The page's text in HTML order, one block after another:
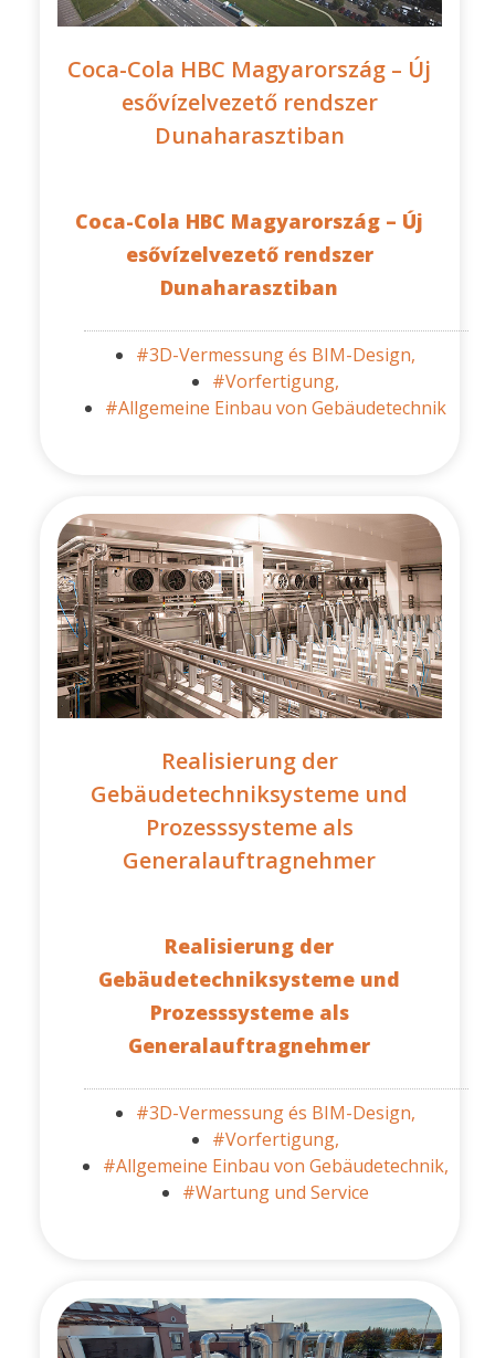
Coca-Cola HBC Magyarország – Új
esővízelvezető rendszer
Dunaharasztiban
Coca-Cola HBC Magyarország – Új
esővízelvezető rendszer
Dunaharasztiban
#3D-Vermessung és BIM-Design,
#Vorfertigung,
#Allgemeine Einbau von Gebäudetechnik
Realisierung der
Gebäudetechniksysteme und
Prozesssysteme als
Generalauftragnehmer
Realisierung der
Gebäudetechniksysteme und
Prozesssysteme als
Generalauftragnehmer
#3D-Vermessung és BIM-Design,
#Vorfertigung,
#Allgemeine Einbau von Gebäudetechnik,
#Wartung und Service